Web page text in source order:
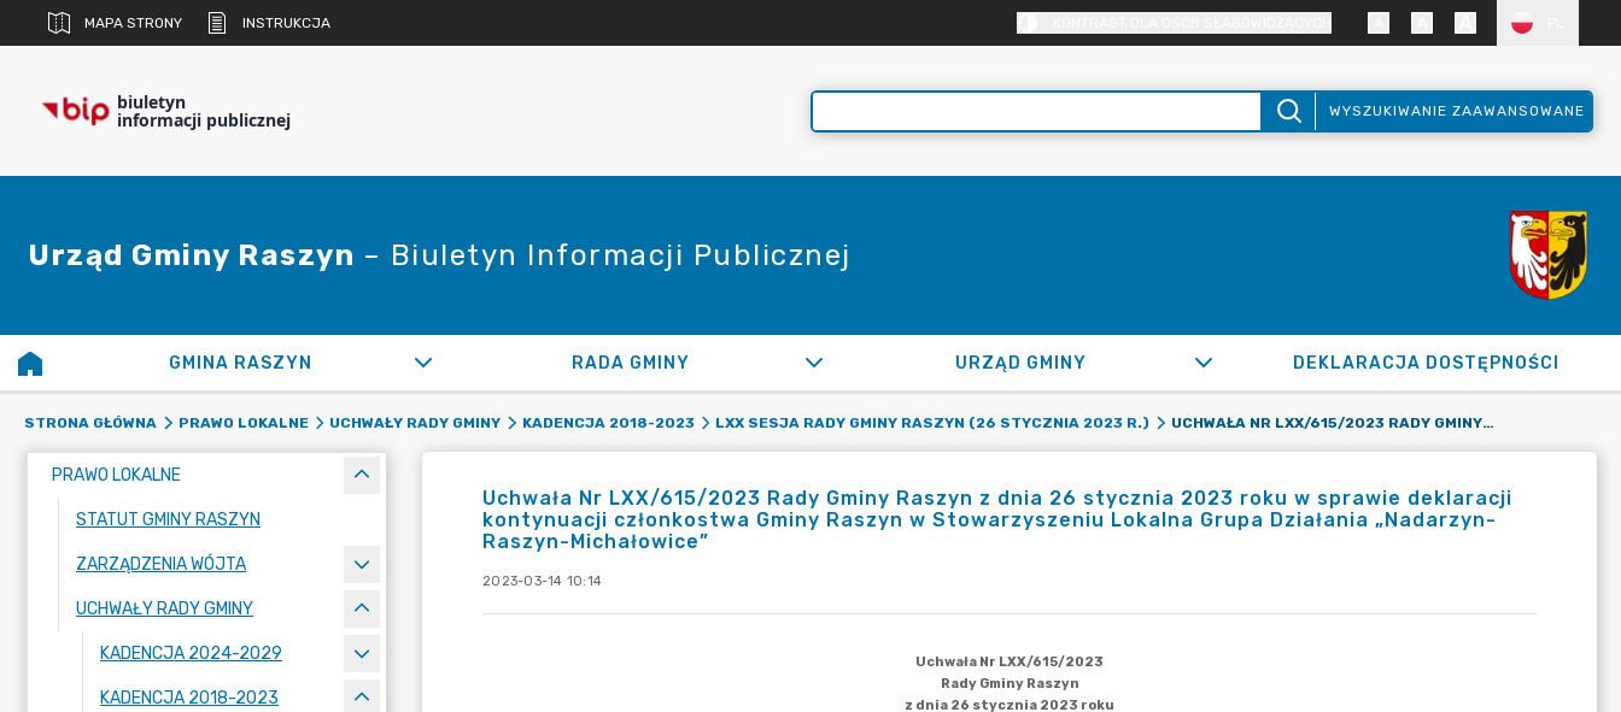
MAPA STRONY INSTRUKCJA
biuletyn
informacji publicznej WYSZUKIWANIE ZAAWANSOWANE
Urząd Gminy Raszyn – Biuletyn Informacji Publicznej
GMINA RASZYN RADA GMINY URZĄD GMINY DEKLARACJA DOSTĘPNOŚCI
STRONA GŁÓWNA PRAWO LOKALNE UCHWAŁY RADY GMINY KADENCJA 2018-2023 LXX SESJA RADY GMINY RASZYN (26 STYCZNIA 2023 R.) UCHWAŁA NR LXX/615/2023 RADY GMINY RASZYN Z DNIA 26 STYCZNIA 2023 ROKU W SPRAWIE DEKLARACJI KONTYNUACJI CZŁONKOSTWA GMINY RASZYN W STOWARZYSZENIU LOKALNA GRUPA DZIAŁANIA „NADARZYN-RASZYN-MICHAŁOWICE”
PRAWO LOKALNE
STATUT GMINY RASZYN
ZARZĄDZENIA WÓJTA
UCHWAŁY RADY GMINY
KADENCJA 2024-2029
KADENCJA 2018-2023
Uchwała Nr LXX/615/2023 Rady Gminy Raszyn z dnia 26 stycznia 2023 roku w sprawie deklaracji
kontynuacji członkostwa Gminy Raszyn w Stowarzyszeniu Lokalna Grupa Działania „Nadarzyn-
Raszyn-Michałowice”
2023-03-14 10:14